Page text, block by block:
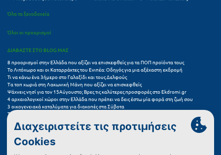
Σύβοτα
Σύμη
Σχοινούσα
Τ
Τζουμέρκα
Τήνος
Όλα τα ξενοδοχεία
Όλοι οι προορισμοί
ΔΙΑΒΑΣΤΕ ΣΤΟ BLOG ΜΑΣ
8 προορισμοί στην Ελλάδα που αξίζει να επισκεφθείς για τα ΠΟΠ προϊόντα τους
Το Λιτόχωρο και οι Καταρράκτες του Ενιπέα: Οδηγός για μια αξέχαστη εκδρομή
Τι να κάνω ένα 3ήμερο στο Γαλαξίδι και τους Δελφούς
Τα τοπ χωριά στη Λακωνική Μάνη που αξίζει να επισκεφθείς
Ψάχνεις νησί για τον 15Αύγουστο; Βρες τις καλύτερες προσφορές στο Ekdromi.gr
4 αρχαιολογικοί χώροι στην Ελλάδα που πρέπει να δεις έστω μία φορά στη ζωή σου
3 οικογενειακά καταλύματα για διακοπές στα Σύβοτα
Τα 11 καλύτερα καλοκαιρινά resorts στην Ελλάδα
7 μικρά ελληνικά νησιά για αξέχαστες καλοκαιρινές διακοπές
5+1 ινσταγκραμικές παραλίες στην Ελλάδα που αξίζουν μια θέση στο feed σου
Συχνές Ερωτήσεις (FAQs) για Ξενοδοχεία